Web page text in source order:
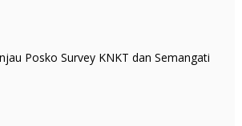
Posko Survey KNKT dan Semangati